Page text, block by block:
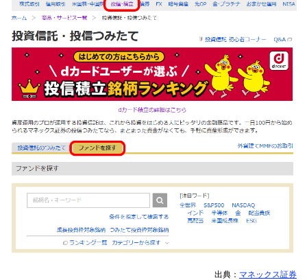
出典： マネックス証券